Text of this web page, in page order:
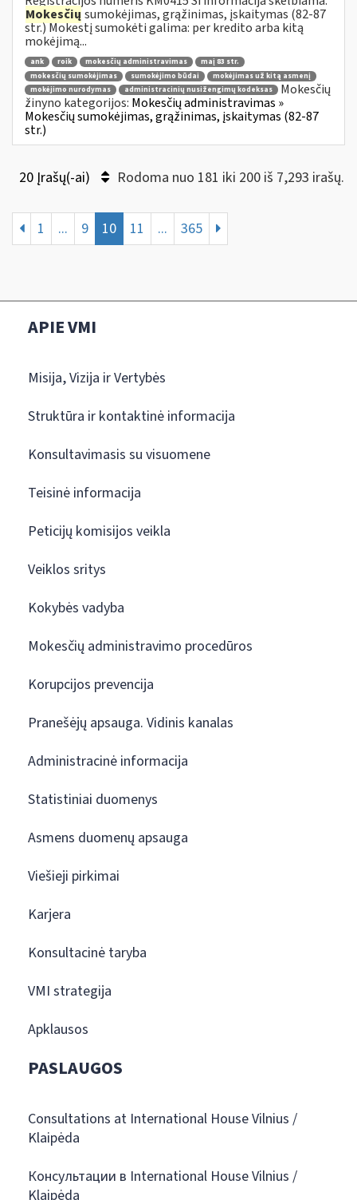
Mokesčių sumokėjimas, grąžinimas, įskaitymas (82-87
str.) Mokestį sumokėti galima: per kredito arba kitą
mokėjimą...
ank roik mokesčių administravimas
maį 83 str.
mokesčių sumokėjimas
sumokėjimo būdai
mokėjimas už kitą asmenį
mokėjimo nurodymas
administracinių nusižengimų kodeksas
Mokesčių
žinyno kategorijos: Mokesčių administravimas »
Mokesčių sumokėjimas, grąžinimas, įskaitymas (82-87
str.)
20 Įrašų(-ai) Rodoma nuo 181 iki 200 iš 7,293 irašų.
1 ... 9 10 11 ... 365
APIE VMI
Misija, Vizija ir Vertybės
Struktūra ir kontaktinė informacija
Konsultavimasis su visuomene
Teisinė informacija
Peticijų komisijos veikla
Veiklos sritys
Kokybės vadyba
Mokesčių administravimo procedūros
Korupcijos prevencija
Pranešėjų apsauga. Vidinis kanalas
Administracinė informacija
Statistiniai duomenys
Asmens duomenų apsauga
Viešieji pirkimai
Karjera
Konsultacinė taryba
VMI strategija
Apklausos
PASLAUGOS
Consultations at International House Vilnius /
Klaipėda
Консультации в International House Vilnius /
Klaipėda